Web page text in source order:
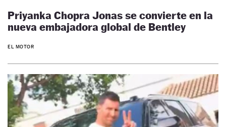
Priyanka Chopra Jonas se convierte en la
nueva embajadora global de Bentley
EL MOTOR